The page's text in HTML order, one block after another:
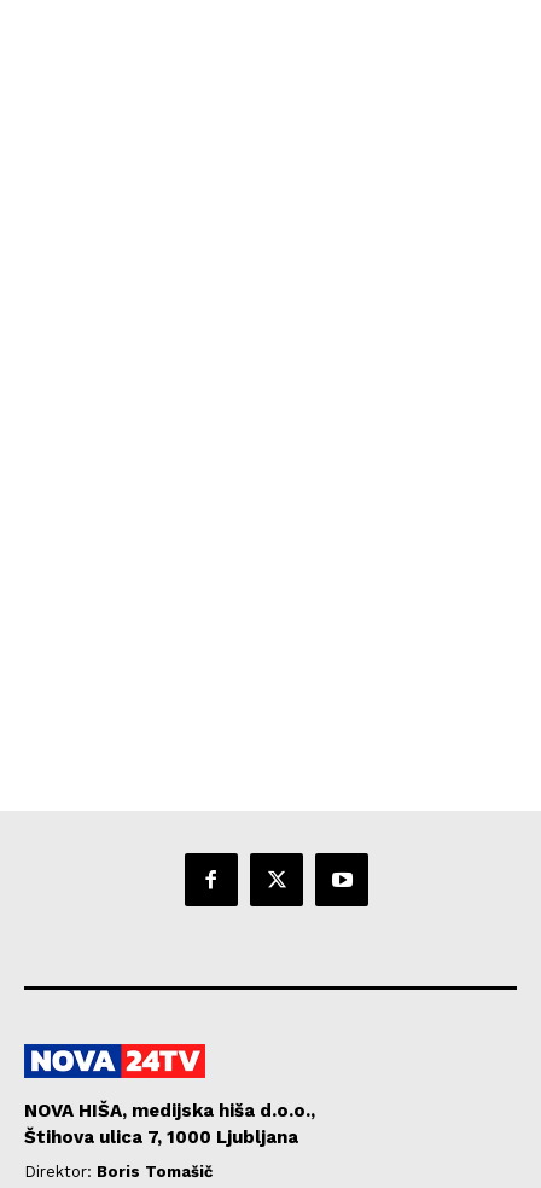
NOVA HIŠA, medijska hiša d.o.o.,
Štihova ulica 7, 1000 Ljubljana
Direktor: Boris Tomašič